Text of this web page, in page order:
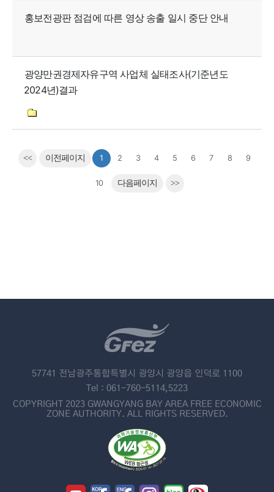
홍보전광판 점검에 따른 영상 송출 일시 중단 안내
광양만권경제자유구역 사업체 실태조사(기준년도
2024년)결과
<< 이전페이지 1 2 3 4 5 6 7 8 9
10 다음페이지 >>
57741 전남광주통합특별시 광양시 광양읍 인덕로 1100
Tel : 061-760-5114,5223
COPYRIGHT 2023 GWANGYANG BAY AREA FREE ECONOMIC
ZONE AUTHORITY. ALL RIGHTS RESERVED.